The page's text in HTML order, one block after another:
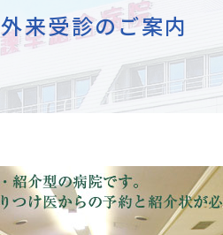
外来受診のご案内